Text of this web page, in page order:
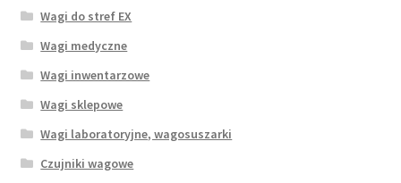
Wagi do stref EX
Wagi medyczne
Wagi inwentarzowe
Wagi sklepowe
Wagi laboratoryjne, wagosuszarki
Czujniki wagowe